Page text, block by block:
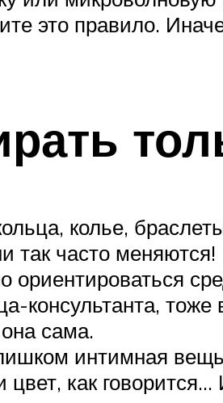
это правило.
колье,
так часто меняются!
консультанта,
сама.
интимная
как